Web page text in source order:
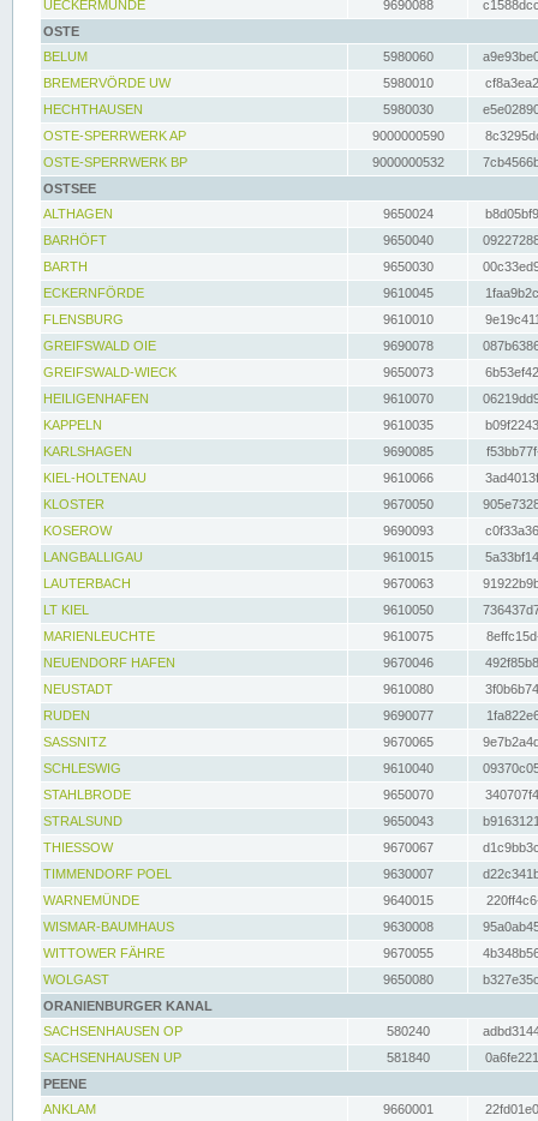
UECKERMÜNDE 9690088
OSTE
BELUM
5980060
BREMERVÖRDE UW
5980010
HECHTHAUSEN
5980030
OSTE-SPERRWERK AP
9000000590
OSTE-SPERRWERK BP
9000000532
OSTSEE
ALTHAGEN
9650024
BARHÖFT
9650040
BARTH
9650030
ECKERNFÖRDE
9610045
FLENSBURG
9610010
GREIFSWALD OIE
9690078
GREIFSWALD-WIECK
9650073
HEILIGENHAFEN
9610070
KAPPELN
9610035
KARLSHAGEN
9690085
KIEL-HOLTENAU
9610066
KLOSTER
9670050
KOSEROW
9690093
LANGBALLIGAU
9610015
LAUTERBACH
9670063
LT KIEL
9610050
MARIENLEUCHTE
9610075
NEUENDORF HAFEN
9670046
NEUSTADT
9610080
RUDEN
9690077
SASSNITZ
9670065
SCHLESWIG
9610040
STAHLBRODE
9650070
STRALSUND
9650043
THIESSOW
9670067
TIMMENDORF POEL
9630007
WARNEMÜNDE
9640015
WISMAR-BAUMHAUS
9630008
WITTOWER FÄHRE
9670055
WOLGAST
9650080
ORANIENBURGER KANAL
SACHSENHAUSEN OP
580240
SACHSENHAUSEN UP
581840
PEENE
ANKLAM
9660001